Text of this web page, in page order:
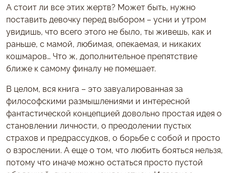
А стоит ли все этих жертв? Может быть, нужно
поставить девочку перед выбором – усни и утром
увидишь, что всего этого не было, ты живешь, как и
раньше, с мамой, любимая, опекаемая, и никаких
кошмаров… Что ж, дополнительное препятствие
ближе к самому финалу не помешает.
В целом, вся книга – это завуалированная за
философскими размышлениями и интересной
фантастической концепцией довольно простая идея о
становлении личности, о преодолении пустых
страхов и предрассудков, о борьбе с собой и просто
о взрослении. А еще о том, что любить бояться нельзя,
потому что иначе можно остаться просто пустой